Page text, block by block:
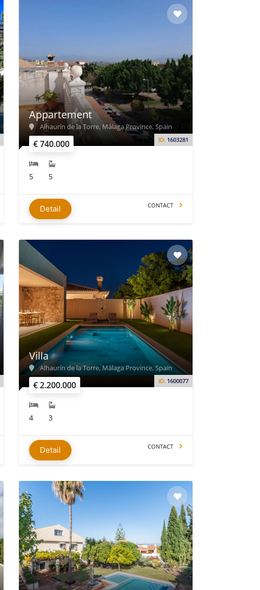
€ 740.000 ID: 1603281
Appartement
Alhaurín de la Torre, Málaga Province, Spain
5 5
Detail CONTACT
€ 2.200.000 ID: 1600077
Villa
Alhaurín de la Torre, Málaga Province, Spain
4 3
Detail CONTACT